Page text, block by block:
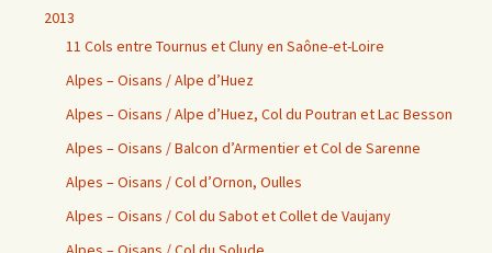
2013
11 Cols entre Tournus et Cluny en Saône-et-Loire
Alpes – Oisans / Alpe d’Huez
Alpes – Oisans / Alpe d’Huez, Col du Poutran et Lac Besson
Alpes – Oisans / Balcon d’Armentier et Col de Sarenne
Alpes – Oisans / Col d’Ornon, Oulles
Alpes – Oisans / Col du Sabot et Collet de Vaujany